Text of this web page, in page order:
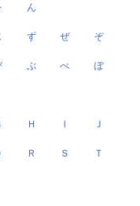
ん
ず ぜ ぞ
ぶ べ ぼ
Ｈ Ｉ Ｊ
Ｒ Ｓ Ｔ